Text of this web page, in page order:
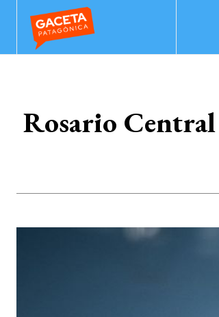
Rosario Central